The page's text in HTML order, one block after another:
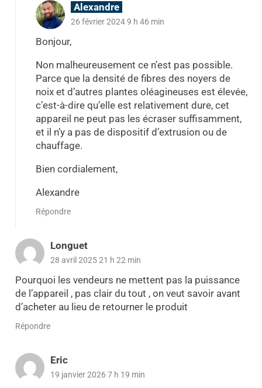
Alexandre
26 février 2024 9 h 46 min
Bonjour,
Non malheureusement ce n’est pas possible.
Parce que la densité de fibres des noyers de
noix et d’autres plantes oléagineuses est élevée,
c’est-à-dire qu’elle est relativement dure, cet
appareil ne peut pas les écraser suffisamment,
et il n’y a pas de dispositif d’extrusion ou de
chauffage.
Bien cordialement,
Alexandre
Répondre
Longuet
28 avril 2025 21 h 22 min
Pourquoi les vendeurs ne mettent pas la puissance
de l’appareil , pas clair du tout , on veut savoir avant
d’acheter au lieu de retourner le produit
Répondre
Eric
19 janvier 2026 7 h 19 min